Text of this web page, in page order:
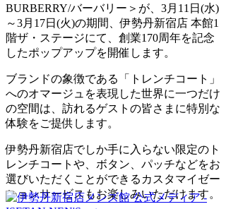
BURBERRY/バーバリー＞が、3月11日(水)
～3月17日(火)の期間、伊勢丹新宿店 本館1
階ザ・ステージにて、創業170周年を記念
したポップアップを開催します。
ブランドの象徴である「トレンチコート」
へのオマージュを表現した世界に一つだけ
の空間は、訪れるゲストの皆さまに特別な
体験をご提供します。
伊勢丹新宿店でしか手に入らない限定のト
レンチコートや、ボタン、パッチなどをお
選びいただくことができるカスタマイゼー
ションサービスもお楽しみいただけます。